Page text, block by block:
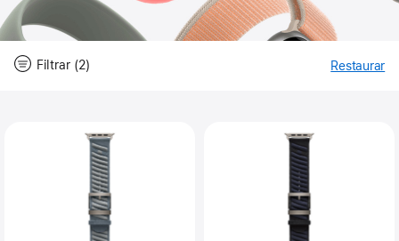
Filtrar (2) Restaurar